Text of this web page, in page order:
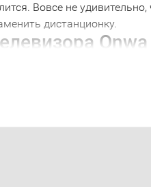
Вовсе не удивительно,
дистанционку.
Onwa
не являеются
работает только с
которое не будет работать с